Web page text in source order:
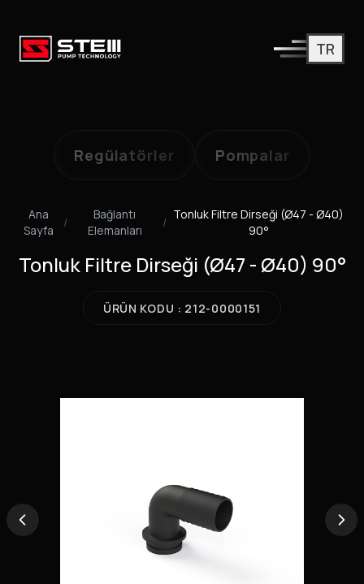
TR
Regülatörler Pompalar
Ana
Sayfa
/
Bağlantı
Elemanları
/
Tonluk Filtre Dirseği (Ø47 - Ø40)
90°
Tonluk Filtre Dirseği (Ø47 - Ø40) 90°
ÜRÜN KODU : 212-0000151